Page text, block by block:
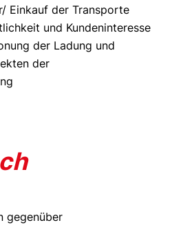
Einkauf der Transporte
und Kundeninteresse
der Ladung und
der
gegenüber